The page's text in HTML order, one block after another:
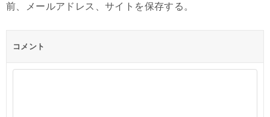
前、メールアドレス、サイトを保存する。
コメント